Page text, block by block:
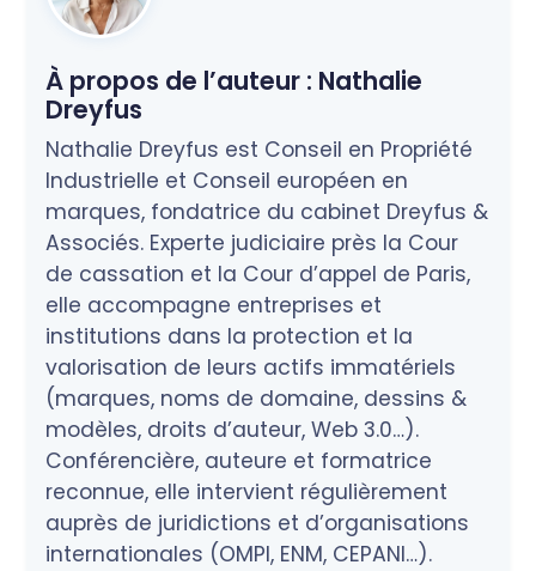
À propos de l’auteur : Nathalie
Dreyfus
Nathalie Dreyfus est Conseil en Propriété
Industrielle et Conseil européen en
marques, fondatrice du cabinet Dreyfus &
Associés. Experte judiciaire près la Cour
de cassation et la Cour d’appel de Paris,
elle accompagne entreprises et
institutions dans la protection et la
valorisation de leurs actifs immatériels
(marques, noms de domaine, dessins &
modèles, droits d’auteur, Web 3.0…).
Conférencière, auteure et formatrice
reconnue, elle intervient régulièrement
auprès de juridictions et d’organisations
internationales (OMPI, ENM, CEPANI…).